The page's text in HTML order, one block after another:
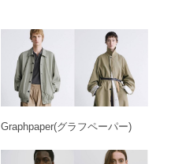
Graphpaper(グラフペーパー)